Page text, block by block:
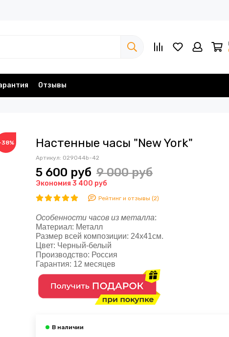
Отзывы
Настенные часы "New York"
Артикул: 029044b-42
5 600 руб 9 000 руб
Экономия 3 400 руб
Рейтинг и отзывы (2)
Особенности часов из металла:
Материал: Металл
Размер всей композиции: 24х41см.
Цвет: Черный-белый
Производство: Россия
Гарантия: 12 месяцев